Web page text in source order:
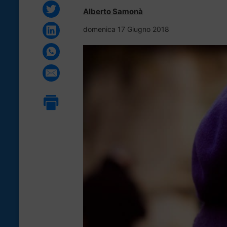
Alberto Samonà
domenica 17 Giugno 2018